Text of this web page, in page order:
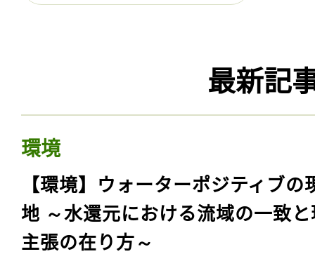
最新記
環境
【環境】ウォーターポジティブの
地 ～水還元における流域の一致
主張の在り方～